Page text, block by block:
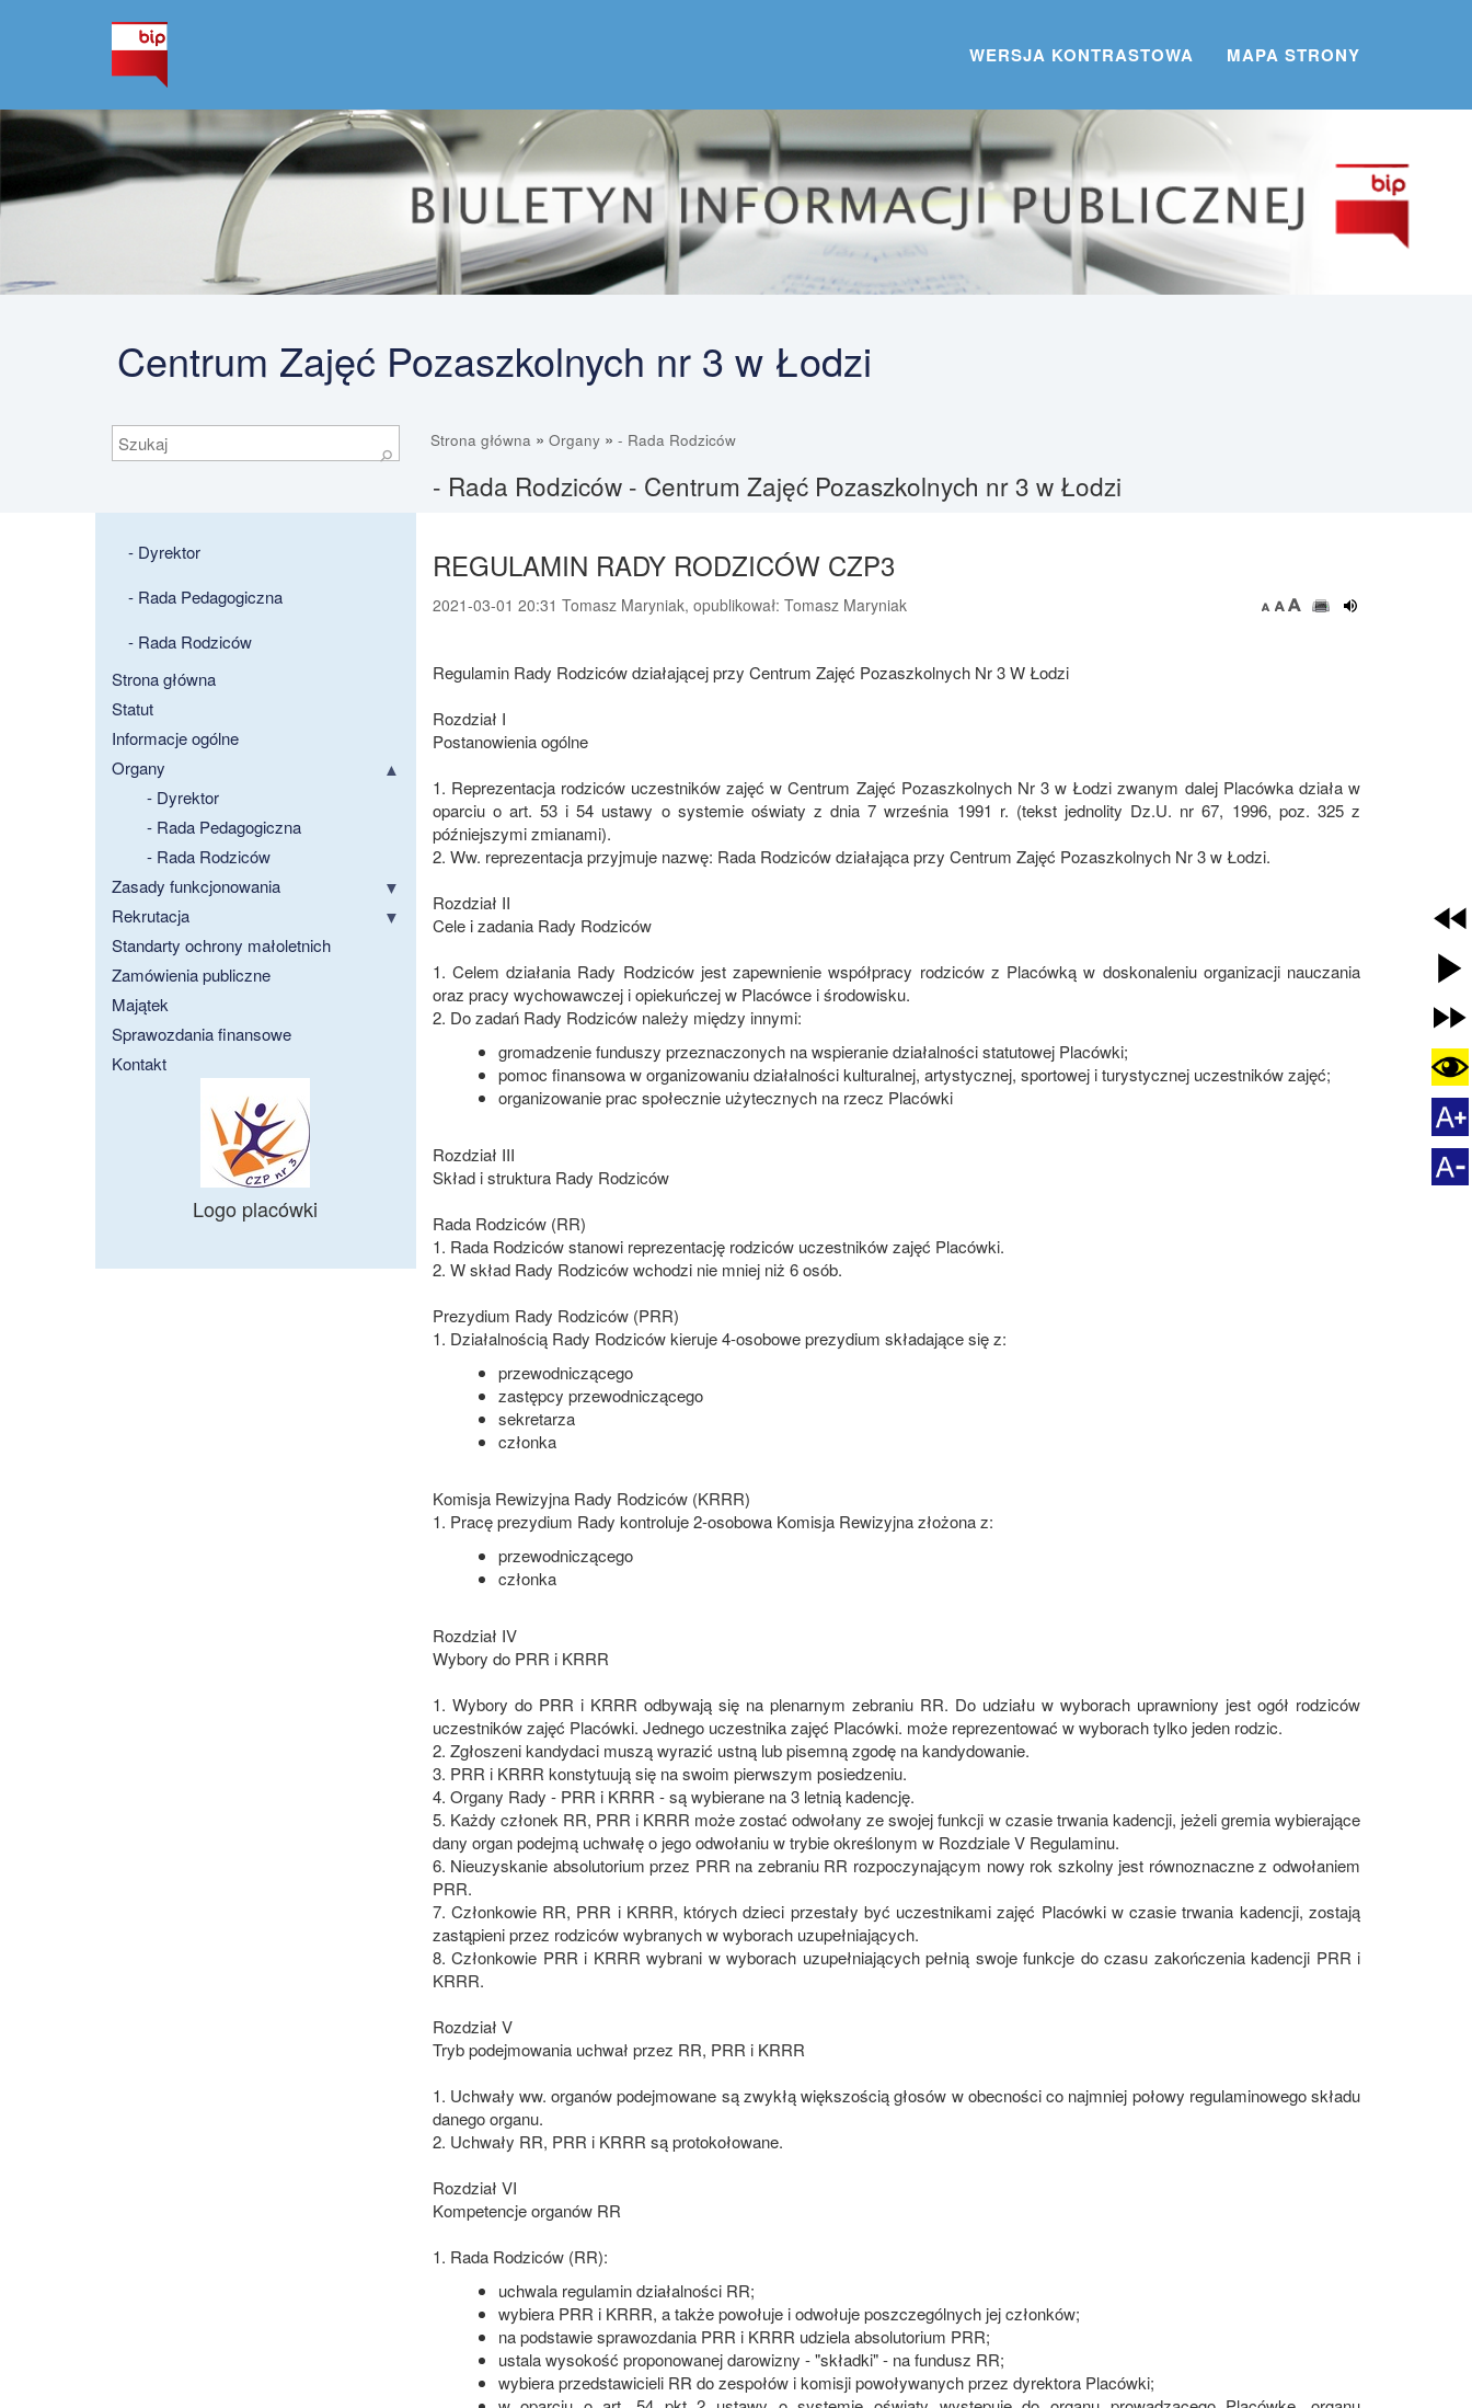
WERSJA KONTRASTOWA MAPA STRONY
Centrum Zajęć Pozaszkolnych nr 3 w Łodzi
Szukaj
⚲
Strona główna » Organy» - Rada Rodziców
- Rada Rodziców - Centrum Zajęć Pozaszkolnych nr 3 w Łodzi
- Dyrektor
- Rada Pedagogiczna
- Rada Rodziców
Strona główna
Statut
Informacje ogólne
Organy
- Dyrektor
- Rada Pedagogiczna
- Rada Rodziców
Zasady funkcjonowania
Rekrutacja
Standarty ochrony małoletnich
Zamówienia publiczne
Majątek
Sprawozdania finansowe
Kontakt
Logo placówki
REGULAMIN RADY RODZICÓW CZP3
2021-03-01 20:31 Tomasz Maryniak, opublikował: Tomasz Maryniak
Regulamin Rady Rodziców działającej przy Centrum Zajęć Pozaszkolnych Nr 3 W Łodzi
Rozdział I
Postanowienia ogólne
1. Reprezentacja rodziców uczestników zajęć w Centrum Zajęć Pozaszkolnych Nr 3 w Łodzi zwanym dalej Placówka działa w
oparciu o art. 53 i 54 ustawy o systemie oświaty z dnia 7 września 1991 r. (tekst jednolity Dz.U. nr 67, 1996, poz. 325 z
późniejszymi zmianami).
2. Ww. reprezentacja przyjmuje nazwę: Rada Rodziców działająca przy Centrum Zajęć Pozaszkolnych Nr 3 w Łodzi.
Rozdział II
Cele i zadania Rady Rodziców
1. Celem działania Rady Rodziców jest zapewnienie współpracy rodziców z Placówką w doskonaleniu organizacji nauczania
oraz pracy wychowawczej i opiekuńczej w Placówce i środowisku.
2. Do zadań Rady Rodziców należy między innymi:
gromadzenie funduszy przeznaczonych na wspieranie działalności statutowej Placówki;
pomoc finansowa w organizowaniu działalności kulturalnej, artystycznej, sportowej i turystycznej uczestników zajęć;
organizowanie prac społecznie użytecznych na rzecz Placówki
Rozdział III
Skład i struktura Rady Rodziców
Rada Rodziców (RR)
1. Rada Rodziców stanowi reprezentację rodziców uczestników zajęć Placówki.
2. W skład Rady Rodziców wchodzi nie mniej niż 6 osób.
Prezydium Rady Rodziców (PRR)
1. Działalnością Rady Rodziców kieruje 4-osobowe prezydium składające się z:
przewodniczącego
zastępcy przewodniczącego
sekretarza
członka
Komisja Rewizyjna Rady Rodziców (KRRR)
1. Pracę prezydium Rady kontroluje 2-osobowa Komisja Rewizyjna złożona z:
przewodniczącego
członka
Rozdział IV
Wybory do PRR i KRRR
1. Wybory do PRR i KRRR odbywają się na plenarnym zebraniu RR. Do udziału w wyborach uprawniony jest ogół rodziców
uczestników zajęć Placówki. Jednego uczestnika zajęć Placówki. może reprezentować w wyborach tylko jeden rodzic.
2. Zgłoszeni kandydaci muszą wyrazić ustną lub pisemną zgodę na kandydowanie.
3. PRR i KRRR konstytuują się na swoim pierwszym posiedzeniu.
4. Organy Rady - PRR i KRRR - są wybierane na 3 letnią kadencję.
5. Każdy członek RR, PRR i KRRR może zostać odwołany ze swojej funkcji w czasie trwania kadencji, jeżeli gremia wybierające
dany organ podejmą uchwałę o jego odwołaniu w trybie określonym w Rozdziale V Regulaminu.
6. Nieuzyskanie absolutorium przez PRR na zebraniu RR rozpoczynającym nowy rok szkolny jest równoznaczne z odwołaniem
PRR.
7. Członkowie RR, PRR i KRRR, których dzieci przestały być uczestnikami zajęć Placówki w czasie trwania kadencji, zostają
zastąpieni przez rodziców wybranych w wyborach uzupełniających.
8. Członkowie PRR i KRRR wybrani w wyborach uzupełniających pełnią swoje funkcje do czasu zakończenia kadencji PRR i
KRRR.
Rozdział V
Tryb podejmowania uchwał przez RR, PRR i KRRR
1. Uchwały ww. organów podejmowane są zwykłą większością głosów w obecności co najmniej połowy regulaminowego składu
danego organu.
2. Uchwały RR, PRR i KRRR są protokołowane.
Rozdział VI
Kompetencje organów RR
1. Rada Rodziców (RR):
uchwala regulamin działalności RR;
wybiera PRR i KRRR, a także powołuje i odwołuje poszczególnych jej członków;
na podstawie sprawozdania PRR i KRRR udziela absolutorium PRR;
ustala wysokość proponowanej darowizny - "składki" - na fundusz RR;
wybiera przedstawicieli RR do zespołów i komisji powoływanych przez dyrektora Placówki;